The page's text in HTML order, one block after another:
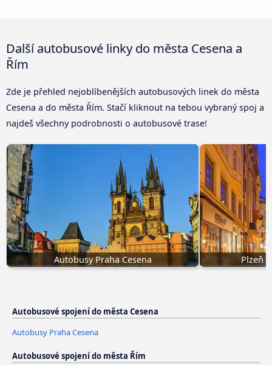
Další autobusové linky do města Cesena a
Řím
Zde je přehled nejoblíbenějších autobusových linek do města
Cesena a do města Řím. Stačí kliknout na tebou vybraný spoj a
najdeš všechny podrobnosti o autobusové trase!
Autobusy Praha Cesena Plzeň
Autobusové spojení do města Cesena
Autobusy Praha Cesena
Autobusové spojení do města Řím